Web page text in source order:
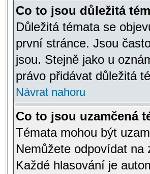
Co to jsou důležitá
Důležitá témata se
první stránce. Jsou
jsou. Stejně jako u
právo přidávat důležitá
Návrat nahoru
Co to jsou uzamčená
Témata mohou být
Nemůžete odpovídat na
Každé hlasování je